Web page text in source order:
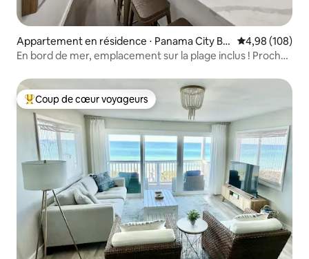
Appartement en résidence ⋅ Panama City Be
ach
Évaluation
4,98 (108)
En bord de mer, emplacement sur la plage inclus ! Proche
Coups de cœur voyageurs les plus appréciés
Coup de cœur voyageurs